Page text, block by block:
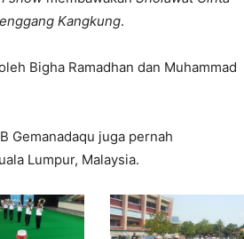
Kangkung.
Bigha Ramadhan dan Muhammad
Gemanadaqu juga pernah
Lumpur, Malaysia.